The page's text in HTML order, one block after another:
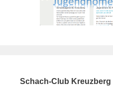
Schach-Club Kreuzberg